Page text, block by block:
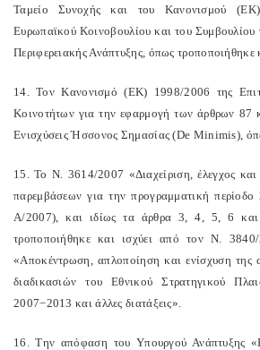
Ταμείο Συνοχής και του Κανονισμού
Ευρωπαϊκού Κοινοβουλίου και του Συμβουλίου
Περιφερειακής Ανάπτυξης, όπως τροποποιήθηκε
14. Τον Κανονισμό (ΕΚ) 1998/2006 της
Κοινοτήτων για την εφαρμογή των άρθρων 87
Ενισχύσεις Ήσσονος Σημασίας (De Minimis),
15. Το Ν. 3614/2007 «Διαχείριση, έλεγχος
παρεμβάσεων για την προγραμματική
Α/2007), και ιδίως τα άρθρα 3, 4, 5, 6
τροποποιήθηκε και ισχύει από τον Ν.
«Αποκέντρωση, απλοποίηση και ενίσχυση της
διαδικασιών του Εθνικού Στρατηγικού
2007−2013 και άλλες διατάξεις».
16. Την απόφαση του Υπουργού Ανάπτυξης